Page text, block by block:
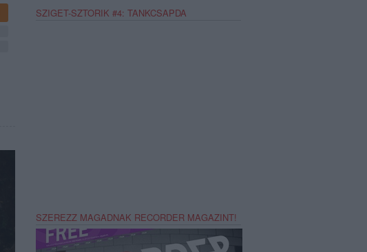
SZIGET-SZTORIK #4: TANKCSAPDA
SZEREZZ MAGADNAK RECORDER MAGAZINT!